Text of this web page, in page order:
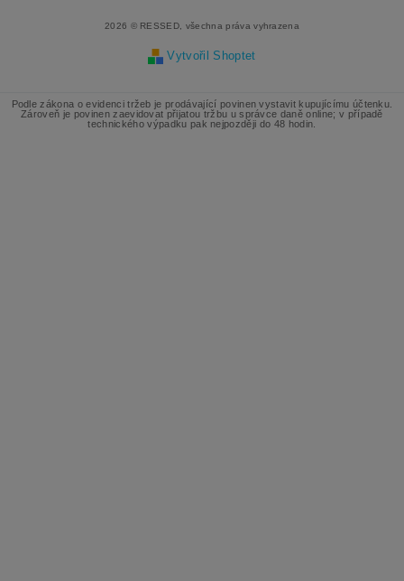
2026 © RESSED, všechna práva vyhrazena
Vytvořil Shoptet
Podle zákona o evidenci tržeb je prodávající povinen vystavit kupujícímu účtenku.
Zároveň je povinen zaevidovat přijatou tržbu u správce daně online; v případě
technického výpadku pak nejpozději do 48 hodin.